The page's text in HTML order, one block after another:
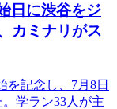
日に渋谷をジ
カミナリがス
を記念し、7月8日
学ラン33人が主